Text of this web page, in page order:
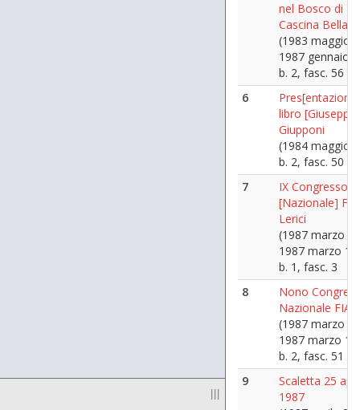
|||
nel Bosco di
Cascina Bella]
(1983 maggio -
1987 gennaio
b. 2, fasc. 56
6
Pres[entazione]
libro [Giuseppe]
Giupponi
(1984 maggio
b. 2, fasc. 50
7
IX Congresso
[Nazionale]
Lerici
(1987 marzo
1987 marzo
b. 1, fasc. 3
8
Nono
Nazionale FIAP
(1987 marzo
1987 marzo
b. 2, fasc. 51
9
Scaletta 25
1987